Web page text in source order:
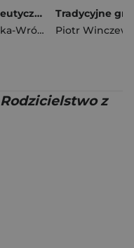
Bajkoterapeutyczne wsparcie. Bajki i scenariusze zajęć pełne emocji oraz sposobów na dziecięce trudności
Jędrzejewska-Wróbel Roksana
,
Piotr
Rodzicielstwo z